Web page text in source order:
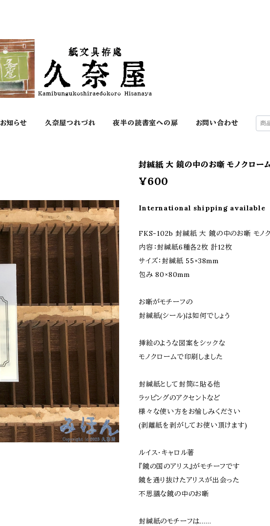
お知らせ 久奈屋つれづれ 夜半の読書室への扉 お問い合わせ
封緘紙 大 鏡の中のお噺 モノクロー
¥600
International shipping available
FKS-102b 封緘紙 大 鏡の中のお噺 モノ
内容：封緘紙6種各2枚 計12枚
サイズ：封緘紙 55×38mm
包み 80×80mm
お噺がモチーフの
封緘紙(シール)は如何でしょう
挿絵のような図案をシックな
モノクロームで印刷しました
封緘紙として封筒に貼る他
ラッピングのアクセントなど
様々な使い方をお愉しみください
(剥離紙を剥がしてお使い頂けます)
ルイス・キャロル著
『鏡の国のアリス』がモチーフです
鏡を通り抜けたアリスが出会った
不思議な鏡の中のお噺
封緘紙のモチーフは……